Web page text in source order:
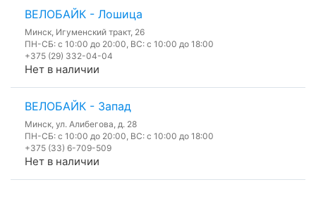
ВЕЛОБАЙК - Лошица
Минск, Игуменский тракт, 26
ПН-СБ: с 10:00 до 20:00, ВС: с 10:00 до 18:00
+375 (29) 332-04-04
Нет в наличии
ВЕЛОБАЙК - Запад
Минск, ул. Алибегова, д. 28
ПН-СБ: с 10:00 до 20:00, ВС: с 10:00 до 18:00
+375 (33) 6-709-509
Нет в наличии